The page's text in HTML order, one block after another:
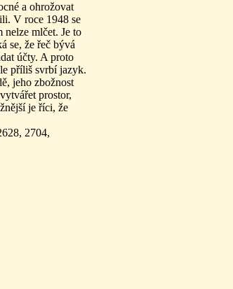
a ohrožovat
V roce 1948 se
mlčet. Je to
se, že řeč bývá
účty. A proto
příliš svrbí jazyk.
jeho zbožnost
prostor,
je říci, že
2704,